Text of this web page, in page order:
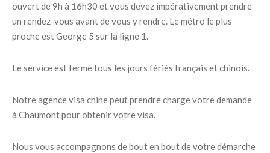
ouvert de 9h à 16h30 et vous devez impérativement prendre
un rendez-vous avant de vous y rendre. Le métro le plus
proche est George 5 sur la ligne 1.
Le service est fermé tous les jours fériés français et chinois.
Notre agence visa chine peut prendre charge votre demande
à Chaumont pour obtenir votre visa.
Nous vous accompagnons de bout en bout de votre démarche